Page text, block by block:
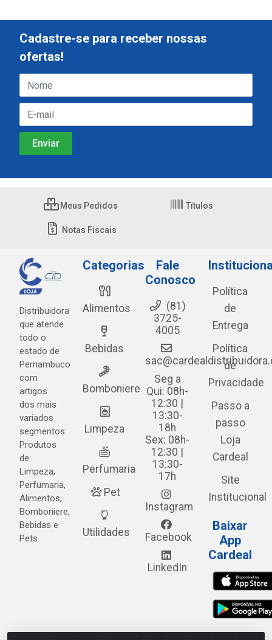
Cadastre-se para receber nossas
ofertas!
Meus Pedidos Títulos
Notas Fiscais
Distribuidora
que atende
todo o
estado de
Pernambuco
com
artigos
dos mais
variados
segmentos:
Produtos
de
Limpeza,
Perfumaria,
Alimentos,
Bomboniere,
Bebidas e
Pets.
Categorias
Alimentos
Bebidas
Bomboniere
Limpeza
Perfumaria
Pet
Utilidades
Fale
Conosco
(81)
3725-
4005
Seg a
Qui: 08h-
12:30 |
13:30-
18h
Sex: 08h-
12:30 |
13:30-
17h
Instagram
Facebook
LinkedIn
Política
de
Entrega
Política
de
Privacidade
Passo a
passo
Loja
Cardeal
Site
Institucional
Baixar
App
Cardeal